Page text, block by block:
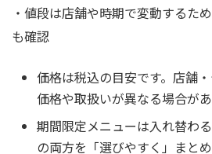
・値段は店舗や時期で変動するた
も確認
価格は税込の目安です。店舗
価格や取扱いが異なる場合が
期間限定メニューは入れ替わ
の両方を「選びやすく」まと